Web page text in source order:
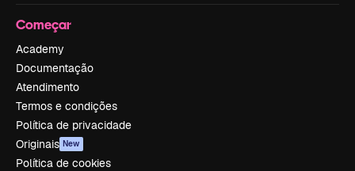
Começar
Academy
Documentação
Atendimento
Termos e condições
Política de privacidade
Originais New
Política de cookies